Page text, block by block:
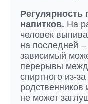
напитков. На
человек
на последней
зависимый
перерывы
спиртного из-
не может